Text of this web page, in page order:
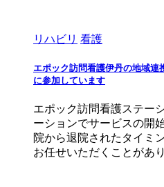
リハビリ 看護
エポック訪問看護伊丹の地域連
に参加しています
エポック訪問看護ステー
ーションでサービスの開
院から退院されたタイミ
お任せいただくことがあ